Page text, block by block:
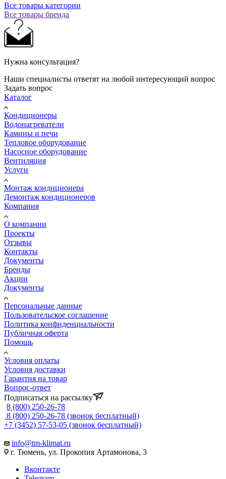
Все товары категории
Все товары бренда
Нужна консультация?
Наши специалисты ответят на любой интересующий вопрос
Задать вопрос
Каталог
Кондиционеры
Водонагреватели
Камины и печи
Тепловое оборудование
Насосное оборудование
Вентиляция
Услуги
Монтаж кондиционера
Демонтаж кондиционеров
Компания
О компании
Проекты
Отзывы
Контакты
Документы
Бренды
Акции
Документы
Персональные данные
Пользовательское соглашение
Политика конфиденциальности
Публичная оферта
Помощь
Условия оплаты
Условия доставки
Гарантия на товар
Вопрос-ответ
Подписаться на рассылку
8 (800) 250-26-78
8 (800) 250-26-78 (звонок бесплатный)
+7 (3452) 57-53-05 (звонок бесплатный)
info@tm-klimat.ru
г. Тюмень, ул. Прокопия Артамонова, 3
Вконтакте